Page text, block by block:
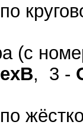
(с
, 3 -